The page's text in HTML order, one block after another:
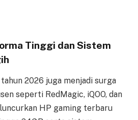
Tinggi dan Sistem
2026 juga menjadi surga
seperti RedMagic, iQOO, dan
HP gaming terbaru